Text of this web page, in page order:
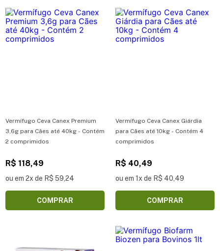
Vermífugo Ceva Canex Premium
3,6g para Cães até 40kg - Contém
2 comprimidos
R$ 118,49
ou em 2x de R$ 59,24
COMPRAR
Vermífugo Ceva Canex Giárdia
para Cães até 10kg - Contém 4
comprimidos
R$ 40,49
ou em 1x de R$ 40,49
COMPRAR